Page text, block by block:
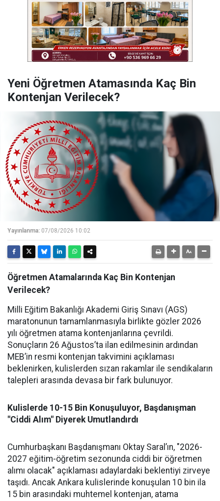
Yeni Öğretmen Atamasında Kaç Bin
Kontenjan Verilecek?
Yayınlanma: 07/08/2026 10:02
Öğretmen Atamalarında Kaç Bin Kontenjan
Verilecek?
Milli Eğitim Bakanlığı Akademi Giriş Sınavı (AGS)
maratonunun tamamlanmasıyla birlikte gözler 2026
yılı öğretmen atama kontenjanlarına çevrildi.
Sonuçların 26 Ağustos’ta ilan edilmesinin ardından
MEB’in resmi kontenjan takvimini açıklaması
beklenirken, kulislerden sızan rakamlar ile sendikaların
talepleri arasında devasa bir fark bulunuyor.
Kulislerde 10-15 Bin Konuşuluyor, Başdanışman
"Ciddi Alım" Diyerek Umutlandırdı
Cumhurbaşkanı Başdanışmanı Oktay Saral’ın, "2026-
2027 eğitim-öğretim sezonunda ciddi bir öğretmen
alımı olacak" açıklaması adaylardaki beklentiyi zirveye
taşıdı. Ancak Ankara kulislerinde konuşulan 10 bin ila
15 bin arasındaki muhtemel kontenjan, atama